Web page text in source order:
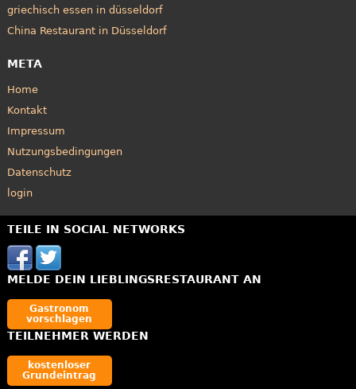
griechisch essen in düsseldorf
China Restaurant in Düsseldorf
META
Home
Kontakt
Impressum
Nutzungsbedingungen
Datenschutz
login
TEILE IN SOCIAL NETWORKS
MELDE DEIN LIEBLINGSRESTAURANT AN
Gastronom
vorschlagen
TEILNEHMER WERDEN
kostenloser
Grundeintrag